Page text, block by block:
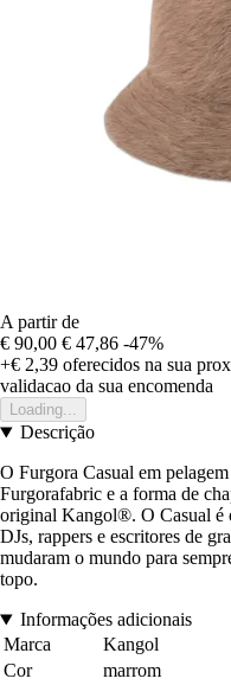
A partir de
€ 90,00 € 47,86 -47%
+€ 2,39 oferecidos na sua
validacao da sua encomenda
Loading...
Descrição
O Furgora Casual em
Furgorafabric e a forma de
original Kangol®. O Casual é
DJs, rappers e escritores de
mudaram o mundo para
topo.
Informações adicionais
Marca
Kangol
Cor
marrom